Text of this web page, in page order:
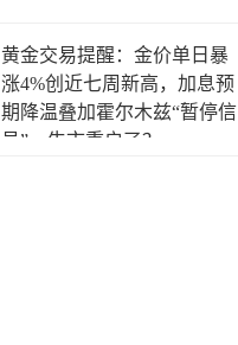
黄金交易提醒：金价单日暴
涨4%创近七周新高，加息预
期降温叠加霍尔木兹“暂停信
号”，牛市重启了？